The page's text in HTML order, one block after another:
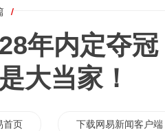
/
年内定夺
大当家！
首页 下载网易新闻客户端